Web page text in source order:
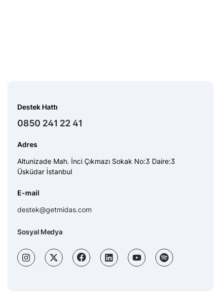
Destek Hattı
0850 241 22 41
Adres
Altunizade Mah. İnci Çıkmazı Sokak No:3 Daire:3
Üsküdar İstanbul
E-mail
destek@getmidas.com
Sosyal Medya